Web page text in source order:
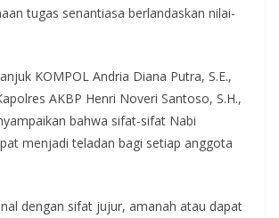
tugas senantiasa berlandaskan nilai-
KOMPOL Andria Diana Putra, S.E.,
AKBP Henri Noveri Santoso, S.H.,
bahwa sifat-sifat Nabi
menjadi teladan bagi setiap anggota
dengan sifat jujur, amanah atau dapat